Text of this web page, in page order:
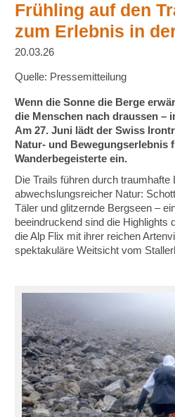
Frühling auf den
zum Erlebnis in
20.03.26
Quelle: Pressemitteilung
Wenn die Sonne die Berge
die Menschen nach draussen –
Am 27. Juni lädt der Swiss
Natur- und Bewegungserlebnis
Wanderbegeisterte ein.
Die Trails führen durch
abwechslungsreicher Natur:
Täler und glitzernde Bergseen –
beeindruckend sind die
die Alp Flix mit ihrer reichen
spektakuläre Weitsicht vom